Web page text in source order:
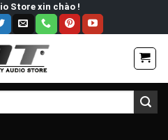
Store xin chào !